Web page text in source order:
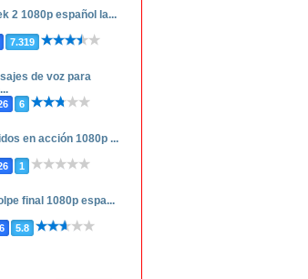
2 1080p español la...
7.319
de voz para
6
en acción 1080p ...
1
final 1080p espa...
5.8